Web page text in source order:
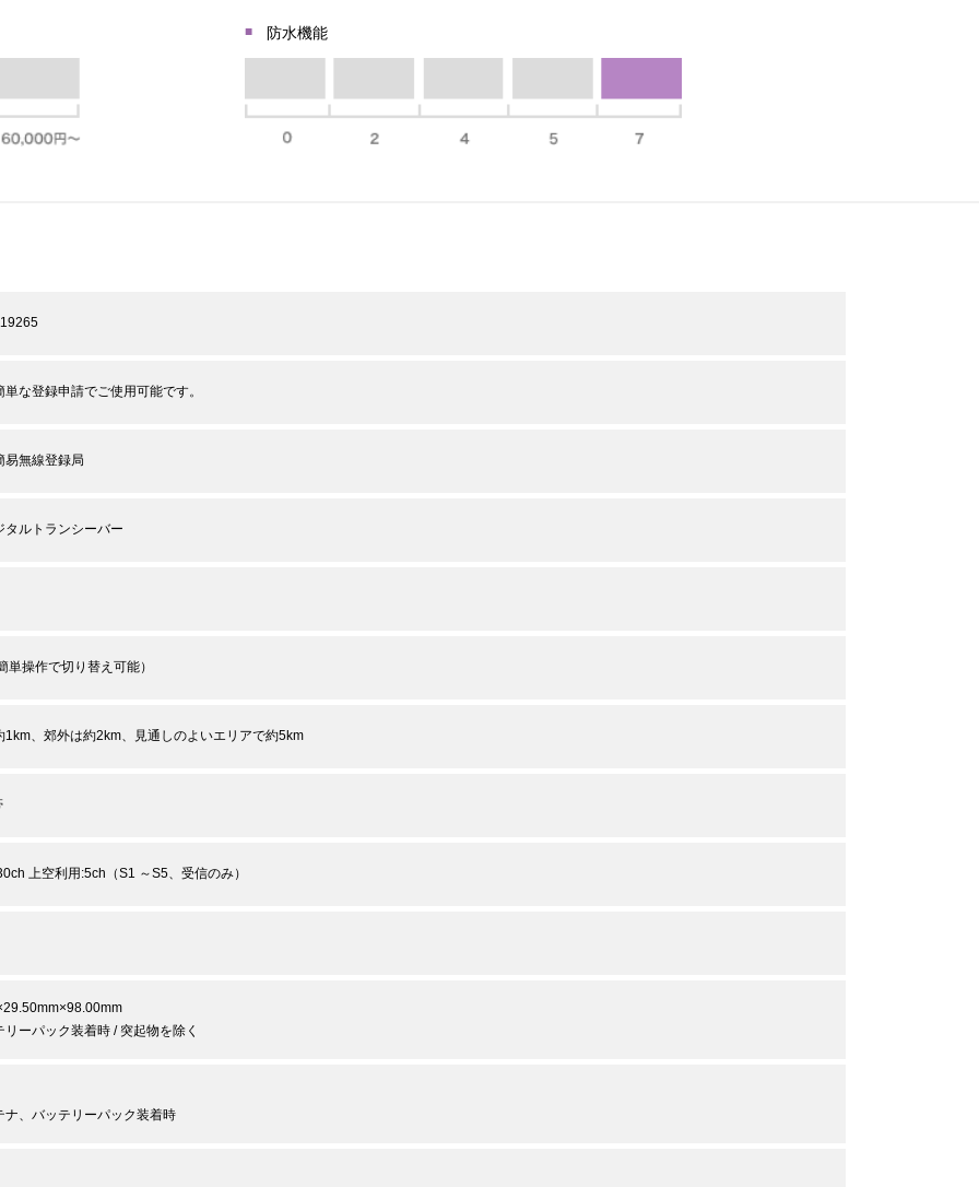
防水機能
な登録申請でご使用可能です。
易無線登録局
タルトランシーバー
単操作で切り替え可能）
1km、郊外は約2km、見通しのよいエリアで約5km
上空利用:5ch（S1 ～S5、受信のみ）
リーパック装着時 / 突起物を除く
ナ、バッテリーパック装着時